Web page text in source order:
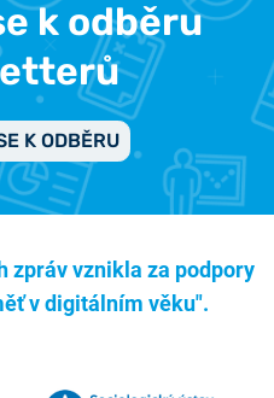
k odběru
K ODBĚRU
zpráv vznikla za podpory
v digitálním věku".